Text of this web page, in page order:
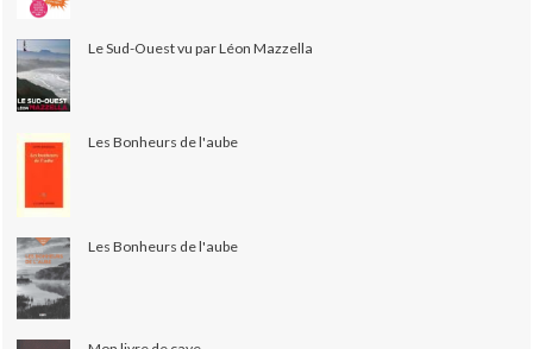
Le Sud-Ouest vu par Léon Mazzella
Les Bonheurs de l'aube
Les Bonheurs de l'aube